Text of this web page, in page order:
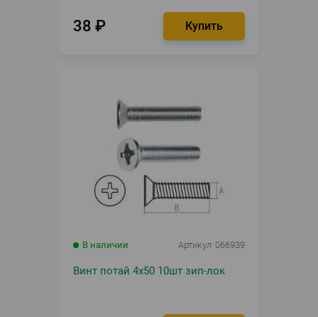
38 ₽
В наличии Артикул 066939
Винт потай 4х50 10шт зип-лок